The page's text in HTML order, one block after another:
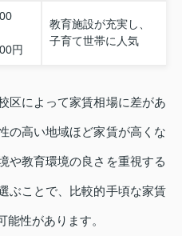
円
教育施設が充実し、
子育て世帯に人気
区によって家賃相場に差があ
の高い地域ほど家賃が高くな
や教育環境の良さを重視する
ぶことで、比較的手頃な家賃
性があります。